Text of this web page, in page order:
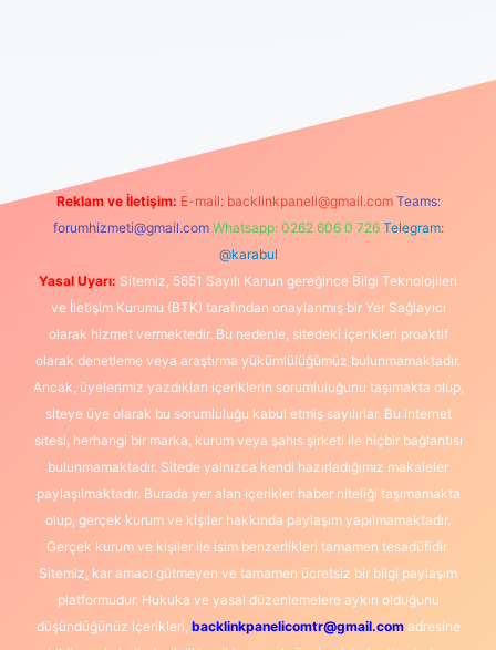
Reklam ve İletişim: E-mail: backlinkpaneli@gmail.com Teams:
forumhizmeti@gmail.com Whatsapp: 0262 606 0 726 Telegram:
@karabul
Yasal Uyarı: Sitemiz, 5651 Sayılı Kanun gereğince Bilgi Teknolojileri
ve İletişim Kurumu (BTK) tarafından onaylanmış bir Yer Sağlayıcı
olarak hizmet vermektedir. Bu nedenle, sitedeki içerikleri proaktif
olarak denetleme veya araştırma yükümlülüğümüz bulunmamaktadır.
Ancak, üyelerimiz yazdıkları içeriklerin sorumluluğunu taşımakta olup,
siteye üye olarak bu sorumluluğu kabul etmiş sayılırlar. Bu internet
sitesi, herhangi bir marka, kurum veya şahıs şirketi ile hiçbir bağlantısı
bulunmamaktadır. Sitede yalnızca kendi hazırladığımız makaleler
paylaşılmaktadır. Burada yer alan içerikler haber niteliği taşımamakta
olup, gerçek kurum ve kişiler hakkında paylaşım yapılmamaktadır.
Gerçek kurum ve kişiler ile isim benzerlikleri tamamen tesadüfidir.
Sitemiz, kar amacı gütmeyen ve tamamen ücretsiz bir bilgi paylaşım
platformudur. Hukuka ve yasal düzenlemelere aykırı olduğunu
düşündüğünüz içerikleri, backlinkpanelicomtr@gmail.comadresine